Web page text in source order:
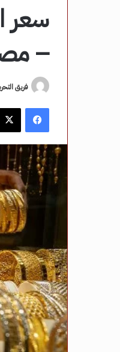
سعر
–
فريق
فيسبوك